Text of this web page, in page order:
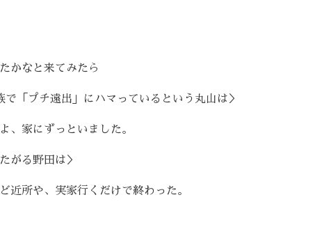
かなと来てみたら
で「プチ遠出」にハマっているという丸山は＞
、家にずっといました。
がる野田は＞
近所や、実家行くだけで終わった。